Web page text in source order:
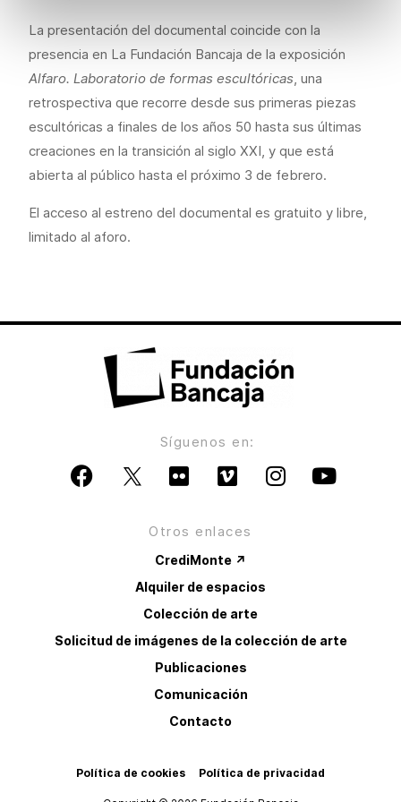
La presentación del documental coincide con la
presencia en La Fundación Bancaja de la exposición
Alfaro. Laboratorio de formas escultóricas, una
retrospectiva que recorre desde sus primeras piezas
escultóricas a finales de los años 50 hasta sus últimas
creaciones en la transición al siglo XXI, y que está
abierta al público hasta el próximo 3 de febrero.
El acceso al estreno del documental es gratuito y libre,
limitado al aforo.
Síguenos en:
Otros enlaces
CrediMonte ↗
Alquiler de espacios
Colección de arte
Solicitud de imágenes de la colección de arte
Publicaciones
Comunicación
Contacto
Política de cookies Política de privacidad